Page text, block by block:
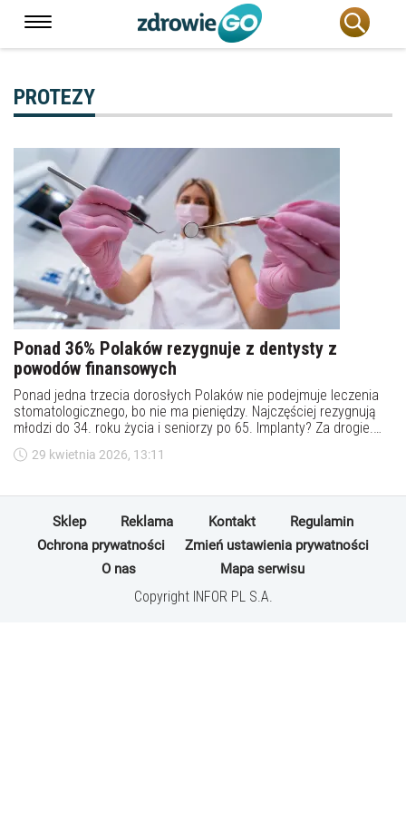
PROTEZY
Ponad 36% Polaków rezygnuje z dentysty z
powodów finansowych
Ponad jedna trzecia dorosłych Polaków nie podejmuje leczenia
stomatologicznego, bo nie ma pieniędzy. Najczęściej rezygnują
młodzi do 34. roku życia i seniorzy po 65. Implanty? Za drogie.
Protezy? Nie stać. Ortodoncja? Luksus. Eksperci ostrzegają:
nieleczone zęby to bomba zegarowa – nie tylko dla zdrowia, ale i
29 kwietnia 2026, 13:11
Sklep Reklama Kontakt
Regulamin
Ochrona prywatności
Zmień ustawienia prywatności
O nas
Mapa serwisu
Copyright INFOR PL S.A.